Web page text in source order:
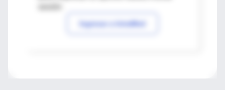
Ingresar a IntraMed